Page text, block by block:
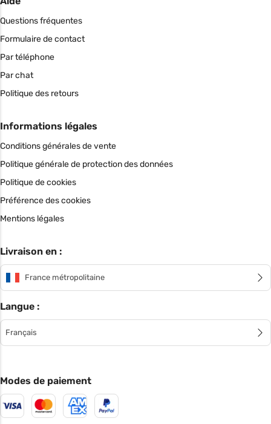
Questions fréquentes
Formulaire de contact
Par téléphone
Par chat
Politique des retours
Informations légales
Conditions générales de vente
Politique générale de protection des données
Politique de cookies
Préférence des cookies
Mentions légales
Livraison en :
France métropolitaine
Langue :
Français
Modes de paiement